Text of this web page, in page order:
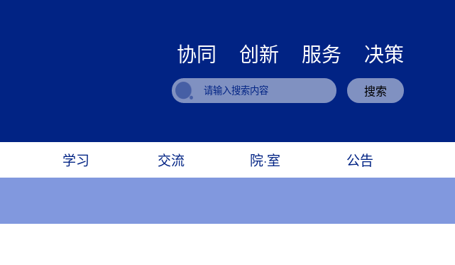
协同 创新 服务 决策
搜索
学习 交流 院·室 公告